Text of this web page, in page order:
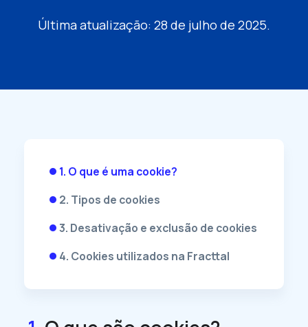
Última atualização: 28 de julho de 2025.
circle 1. O que é uma cookie?
circle 2. Tipos de cookies
circle 3. Desativação e exclusão de cookies
circle 4. Cookies utilizados na Fracttal